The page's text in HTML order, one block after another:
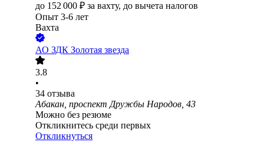
до 152 000 ₽ за вахту, до вычета налогов
Опыт 3-6 лет
Вахта
АО ЗДК Золотая звезда
3.8
•
34 отзыва
Абакан, проспект Дружбы Народов, 43
Можно без резюме
Откликнитесь среди первых
Откликнуться